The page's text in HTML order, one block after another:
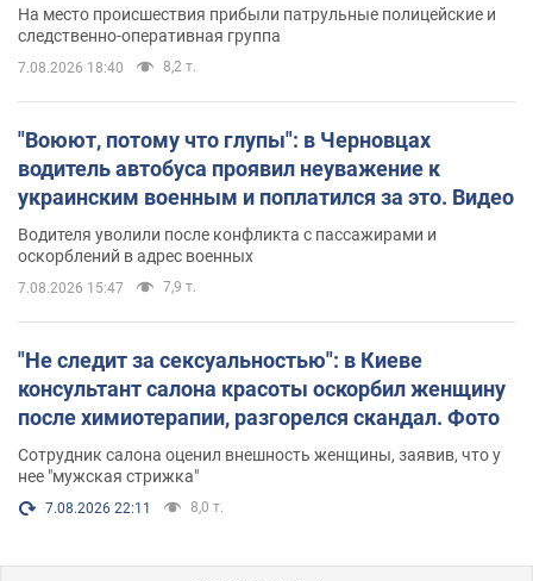
На место происшествия прибыли патрульные полицейские и
следственно-оперативная группа
7.08.2026 18:40 8,2 т.
"Воюют, потому что глупы": в Черновцах
водитель автобуса проявил неуважение к
украинским военным и поплатился за это. Видео
Водителя уволили после конфликта с пассажирами и
оскорблений в адрес военных
7.08.2026 15:47 7,9 т.
"Не следит за сексуальностью": в Киеве
консультант салона красоты оскорбил женщину
после химиотерапии, разгорелся скандал. Фото
Сотрудник салона оценил внешность женщины, заявив, что у
нее "мужская стрижка"
7.08.2026 22:11 8,0 т.